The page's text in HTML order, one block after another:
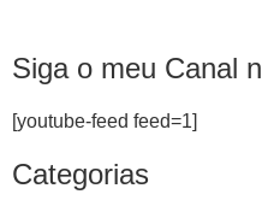
Siga o meu Canal
[youtube-feed feed=1]
Categorias